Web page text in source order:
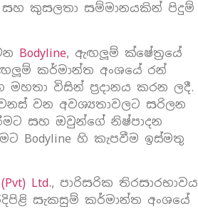
සහ කුසලතා සම්මානයකින් පිදුම්
Bodyline, ඇඟලූම් ක්ෂේත‍්‍රයේ
කර්මාන්ත අංශයේ රන්
විසින් ප‍්‍රදානය කරන ලදී.
වන අවශ්‍යතාවලට සරිලන
සහ ඔවුන්ගේ නිෂ්පාදන
Bodyline හි කැපවීම ඉස්මතු
Ltd., පාරිසරික තිරසාරභාවය
සැකසුම් කර්මාන්ත අංශයේ